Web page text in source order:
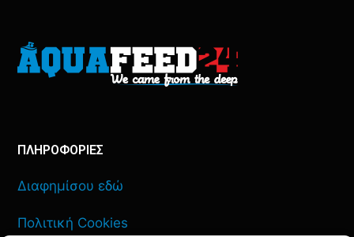
ΠΛΗΡΟΦΟΡΙΕΣ
Διαφημίσου εδώ
Πολιτική Cookies